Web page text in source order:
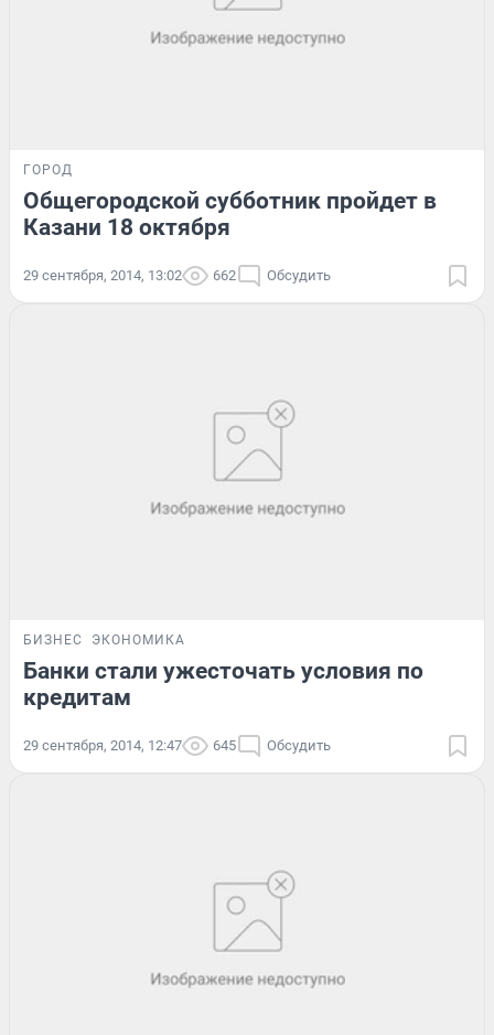
ГОРОД
Общегородской субботник пройдет в
Казани 18 октября
29 сентября, 2014, 13:02 662 Обсудить
БИЗНЕС ЭКОНОМИКА
Банки стали ужесточать условия по
кредитам
29 сентября, 2014, 12:47 645 Обсудить